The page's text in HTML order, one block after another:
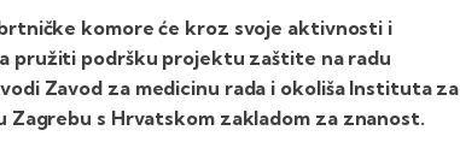
komore će kroz svoje aktivnosti i
pružiti podršku projektu zaštite na radu
Zavod za medicinu rada i okoliša Instituta za
Zagrebu s Hrvatskom zakladom za znanost.